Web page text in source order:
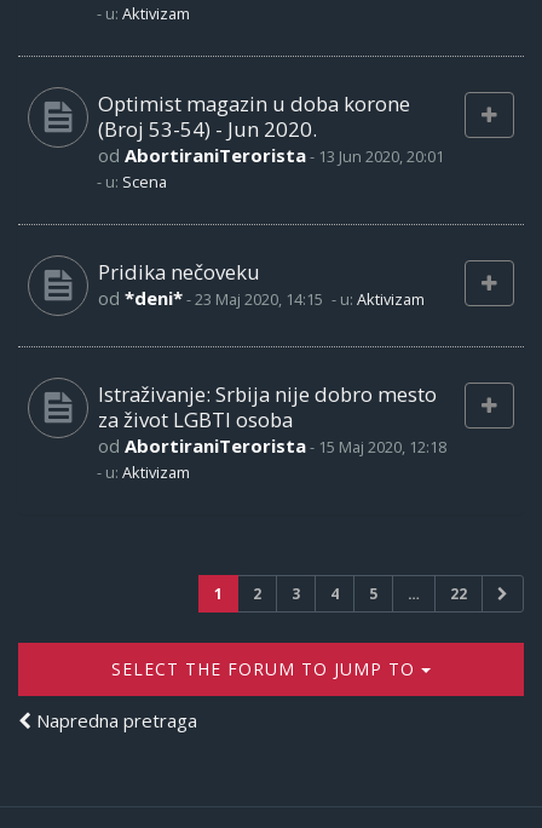
- u: Aktivizam
Optimist magazin u doba korone
(Broj 53-54) - Jun 2020.
od AbortiraniTerorista- 13 Jun 2020, 20:01
- u: Scena
Pridika nečoveku
od *deni*-23 Maj 2020, 14:15 - u: Aktivizam
Istraživanje: Srbija nije dobro mesto
za život LGBTI osoba
od AbortiraniTerorista- 15 Maj 2020, 12:18
- u: Aktivizam
1 2 3 4 5 … 22
SELECT THE FORUM TO JUMP TO
Napredna pretraga